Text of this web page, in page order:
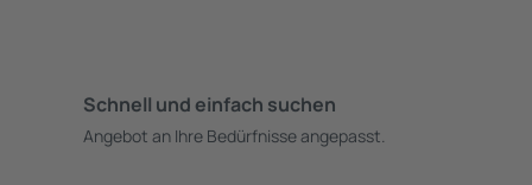
Schnell und einfach suchen
Angebot an Ihre Bedürfnisse angepasst.